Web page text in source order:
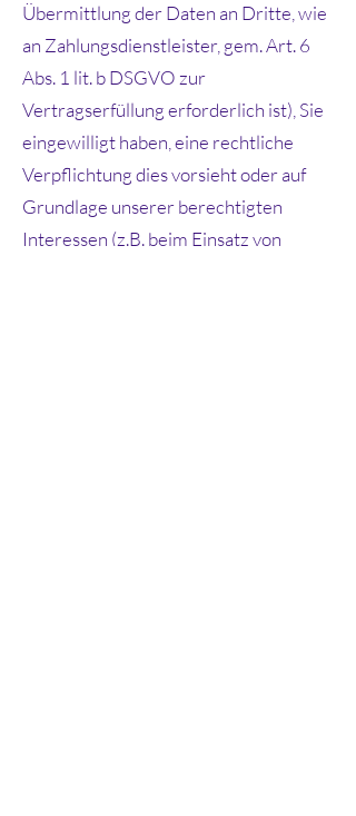
Übermittlung der Daten an Dritte, wie
an Zahlungsdienstleister, gem. Art. 6
Abs. 1 lit. b DSGVO zur
Vertragserfüllung erforderlich ist), Sie
eingewilligt haben, eine rechtliche
Verpflichtung dies vorsieht oder auf
Grundlage unserer berechtigten
Interessen (z.B. beim Einsatz von